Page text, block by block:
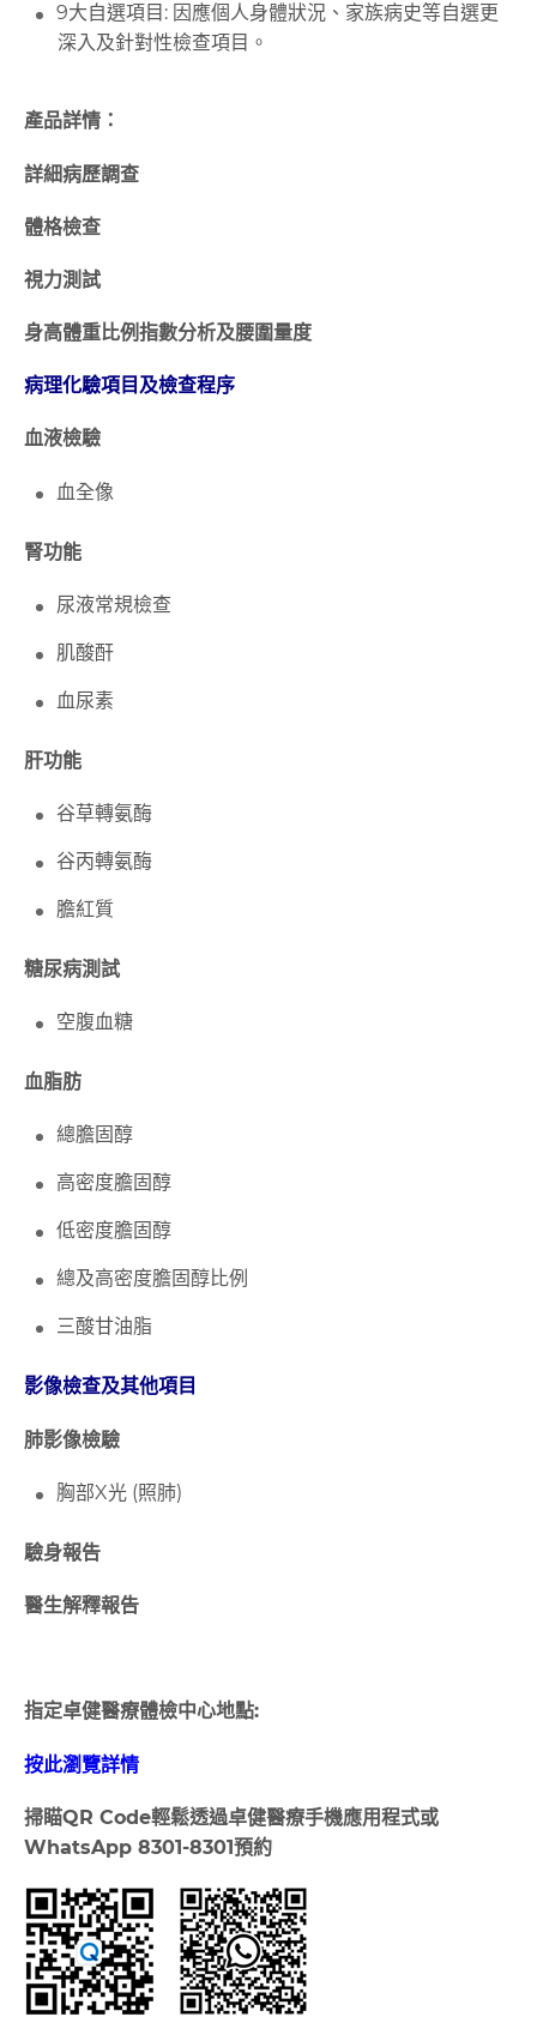
9大自選項目: 因應個人身體狀況、家族病史等自選更
深入及針對性檢查項目。
產品詳情：
詳細病歷調查
體格檢查
視力測試
身高體重比例指數分析及腰圍量度
病理化驗項目及檢查程序
血液檢驗
血全像
腎功能
尿液常規檢查
肌酸酐
血尿素
肝功能
谷草轉氨酶
谷丙轉氨酶
膽紅質
糖尿病測試
空腹血糖
血脂肪
總膽固醇
高密度膽固醇
低密度膽固醇
總及高密度膽固醇比例
三酸甘油脂
影像檢查及其他項目
肺影像檢驗
胸部X光 (照肺)
驗身報告
醫生解釋報告
指定卓健醫療體檢中心地點:
按此瀏覽詳情
掃瞄QR Code輕鬆透過卓健醫療手機應用程式或
WhatsApp 8301-8301預約